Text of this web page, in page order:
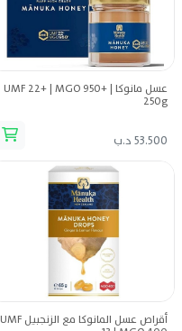
عسل مانوكا UMF 22+ | MGO 950+ |
250g
53.500 د.ب
أقراص عسل المانوكا مع الزنجبيل UMF